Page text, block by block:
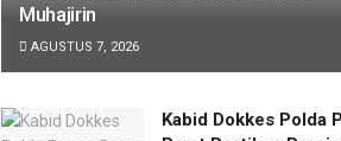
Muhajirin
AGUSTUS 7, 2026
Kabid Dokkes Polda